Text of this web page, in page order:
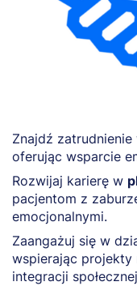
Znajdź zatrudnienie
oferując wsparcie
Rozwijaj karierę w
pacjentom z
emocjonalnymi.
Zaangażuj się w
wspierając projekty
integracji